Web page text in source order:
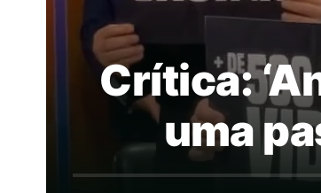
Crítica:
uma